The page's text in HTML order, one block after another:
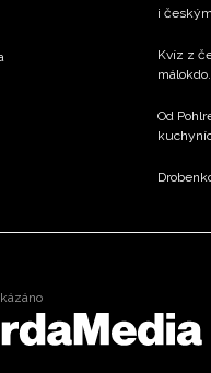
i
Kvíz z
Od